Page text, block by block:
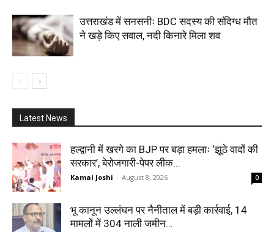
उत्तराखंड में सनसनीः BDC सदस्य की संदिग्ध मौत
ने खड़े किए सवाल, नदी किनारे मिला शव
Latest News
हल्द्वानी में खरगे का BJP पर बड़ा हमलाः ‘झूठे वादों की
सरकार’, बेरोजगारी-पेपर लीक...
Kamal Joshi - August 8, 2026 0
भू कानून उल्लंघन पर नैनीताल में बड़ी कार्रवाई, 14
मामलों में 304 नाली जमीन...